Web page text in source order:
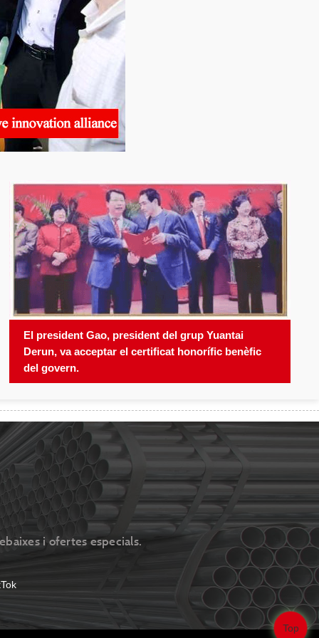
El president Gao, president del grup Yuantai
Derun, va acceptar el certificat honorífic benèfic
del govern.
i ofertes especials.
Top